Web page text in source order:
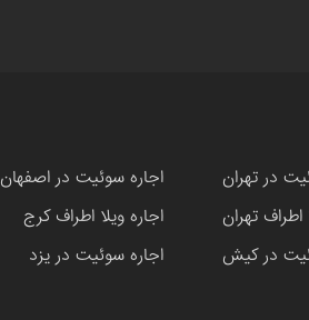
در تهران اجاره سوئیت در اصفهان
اطراف تهران اجاره ویلا اطراف کرج
در کیش اجاره سوئیت در یزد